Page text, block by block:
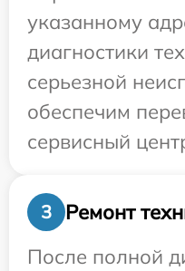
указанному
диагностики
серьезной
обеспечим
сервисный
3
Ремонт
После полной